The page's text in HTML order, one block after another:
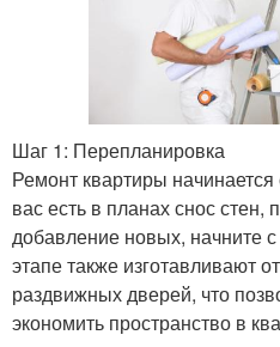
Шаг 1: Перепланировка
Ремонт квартиры
вас есть в планах снос стен,
добавление новых, начните
этапе также изготавливают
раздвижных дверей, что
экономить пространство в